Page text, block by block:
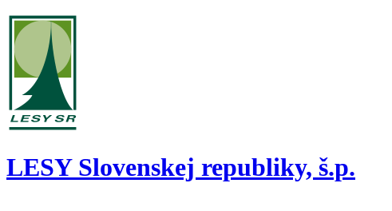
LESY Slovenskej republiky, š.p.